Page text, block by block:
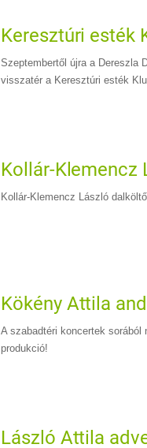
Keresztúri esték
Szeptembertől újra a Dereszla
visszatér a Keresztúri esték
Kollár-Klemencz
Kollár-Klemencz László
Kökény Attila
A szabadtéri koncertek
produkció!
László Attila